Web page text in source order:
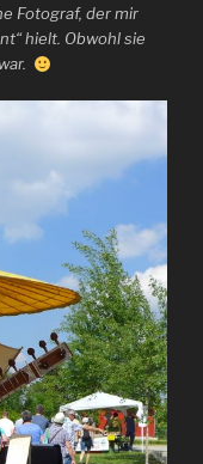
Fotograf, der mir
hielt. Obwohl sie